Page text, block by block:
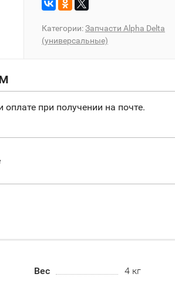
Категории:Запчасти Alpha Delta
(универсальные)
при получении на почте.
Вес 4 кг